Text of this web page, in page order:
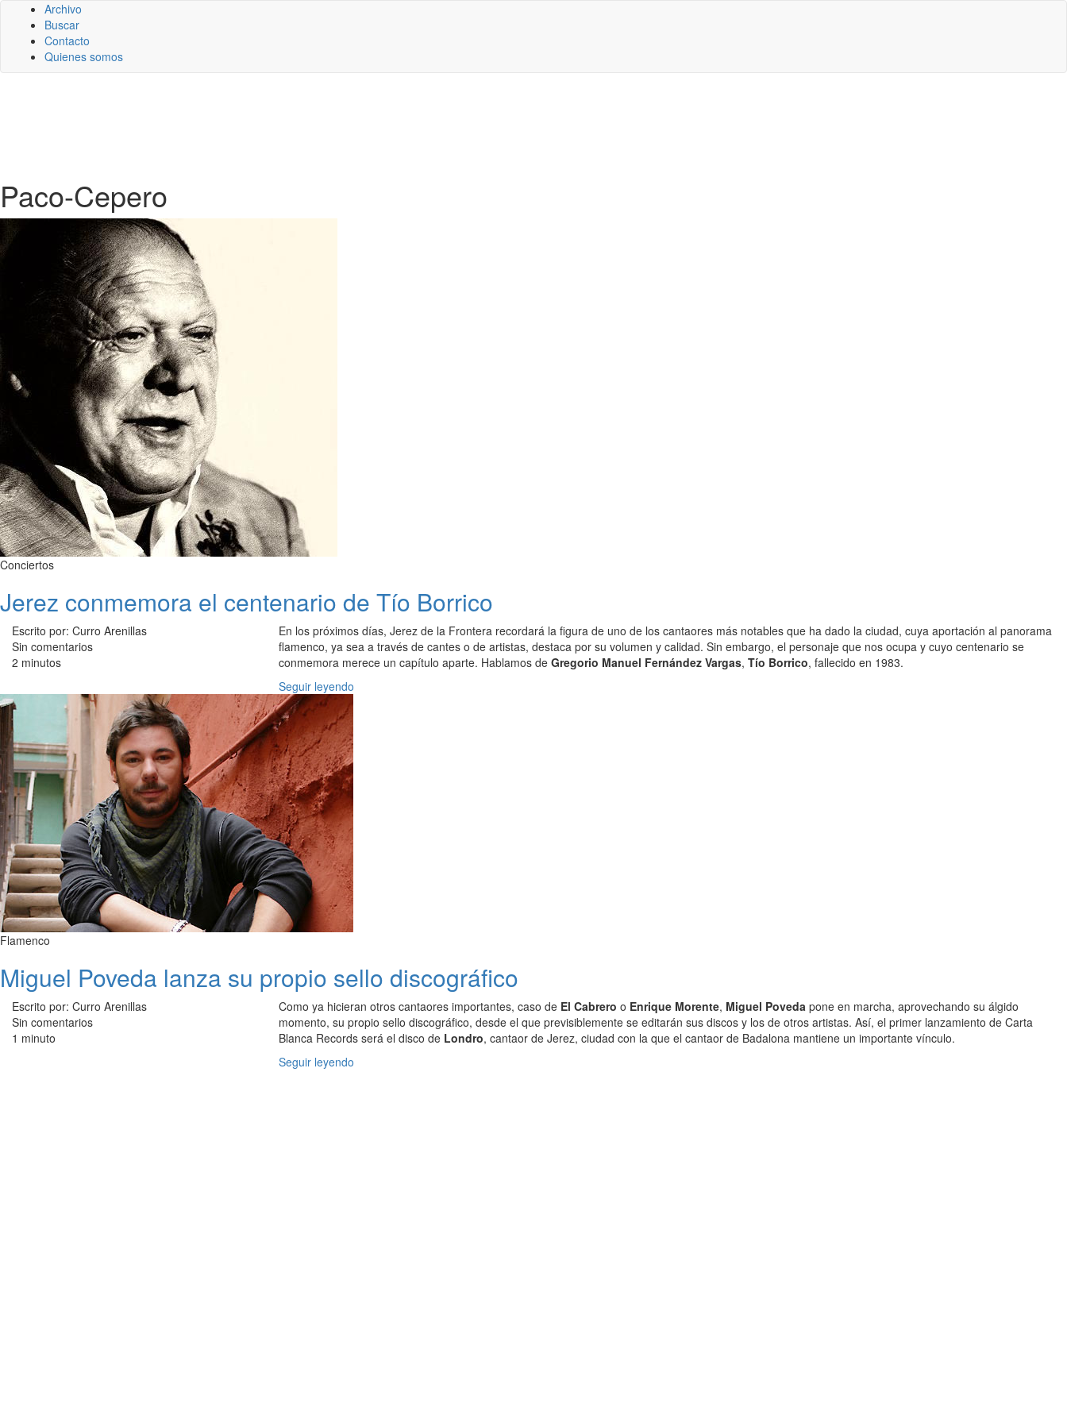
Archivo
Buscar
Contacto
Quienes somos
Paco-Cepero
Conciertos
Jerez conmemora el centenario de Tío Borrico
Escrito por: Curro Arenillas
Sin comentarios
2 minutos
En los próximos días, Jerez de la Frontera recordará la figura de uno de los cantaores más notables que ha dado la ciudad, cuya aportación al panorama
flamenco, ya sea a través de cantes o de artistas, destaca por su volumen y calidad. Sin embargo, el personaje que nos ocupa y cuyo centenario se
conmemora merece un capítulo aparte. Hablamos de Gregorio Manuel Fernández Vargas, Tío Borrico, fallecido en 1983.
Seguir leyendo
Flamenco
Miguel Poveda lanza su propio sello discográfico
Escrito por: Curro Arenillas
Sin comentarios
1 minuto
Como ya hicieran otros cantaores importantes, caso de El Cabrero o Enrique Morente, Miguel Poveda pone en marcha, aprovechando su álgido
momento, su propio sello discográfico, desde el que previsiblemente se editarán sus discos y los de otros artistas. Así, el primer lanzamiento de Carta
Blanca Records será el disco de Londro, cantaor de Jerez, ciudad con la que el cantaor de Badalona mantiene un importante vínculo.
Seguir leyendo